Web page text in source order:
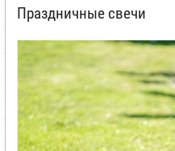
Праздничные свечи